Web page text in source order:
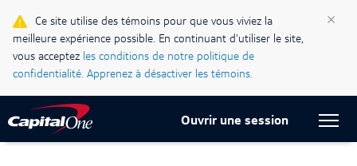
Ce site utilise des témoins pour que vous viviez la
meilleure expérience possible. En continuant d'utiliser le site,
vous acceptez les conditions de notre politique de
confidentialité. Apprenez à désactiver les témoins.
×
Blogue Ma vie, mon crédit
Centre d’assistance
Current Locale:
Français (Canada)
Ouvrir une session